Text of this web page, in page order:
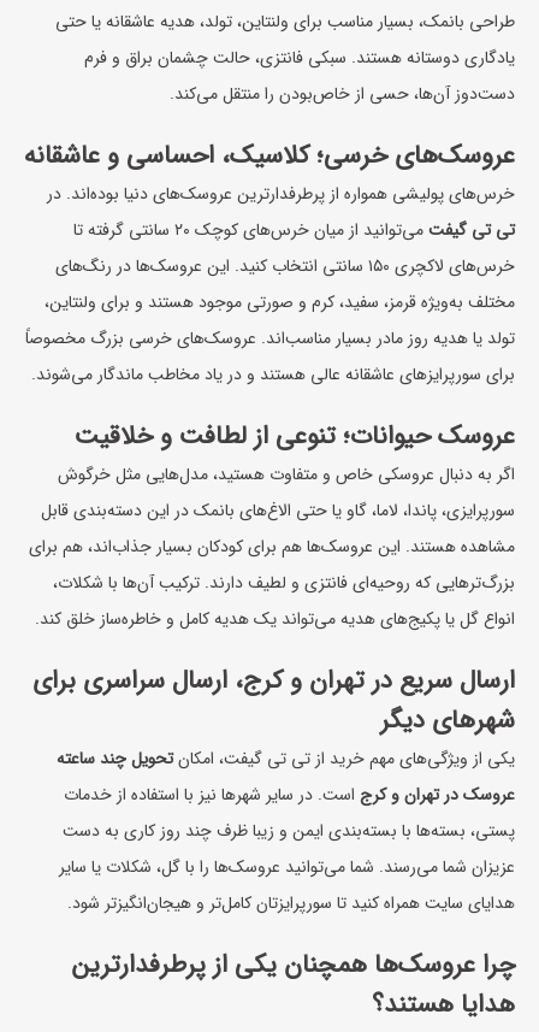
طراحی بانمک، بسیار مناسب برای ولنتاین، تولد، هدیه عاشقانه یا حتی
یادگاری دوستانه هستند. سبکی فانتزی، حالت چشمان براق و فرم
دست‌دوز آن‌ها، حسی از خاص‌بودن را منتقل می‌کند.
عروسک‌های خرسی؛ کلاسیک، احساسی و عاشقانه
خرس‌های پولیشی همواره از پرطرفدارترین عروسک‌های دنیا بوده‌اند. در
تی تی گیفت
می‌توانید از میان خرس‌های کوچک ۲۰ سانتی گرفته تا
خرس‌های لاکچری ۱۵۰ سانتی انتخاب کنید. این عروسک‌ها در رنگ‌های
مختلف به‌ویژه قرمز، سفید، کرم و صورتی موجود هستند و برای ولنتاین،
تولد یاهدیه روز مادر بسیار مناسب‌اند. عروسک‌های خرسی بزرگ مخصوصاً
برای سورپرایزهای عاشقانه عالی هستند و در یاد مخاطب ماندگار می‌شوند.
عروسک حیوانات؛ تنوعی از لطافت و خلاقیت
اگر به دنبال عروسکی خاص و متفاوت هستید، مدل‌هایی مثل خرگوش
سورپرایزی، پاندا، لاما، گاو یا حتی الاغ‌های بانمک در این دسته‌بندی قابل
مشاهده هستند. این عروسک‌ها هم برای کودکان بسیار جذاب‌اند، هم برای
بزرگ‌ترهایی که روحیه‌ای فانتزی و لطیف دارند. ترکیب آن‌ها با شکلات،
انواع گلیا پکیج‌های هدیه می‌تواند یک هدیه کامل و خاطره‌ساز خلق کند.
ارسال سریع در تهران و کرج، ارسال سراسری برای
شهرهای دیگر
یکی از ویژگی‌های مهم خرید از تی تی گیفت، امکانتحویل چند ساعته
عروسک در تهران و کرج است. در سایر شهرها نیز با استفاده از خدمات
پستی، بسته‌ها با بسته‌بندی ایمن و زیبا ظرف چند روز کاری به دست
عزیزان شما می‌رسند. شما می‌توانید عروسک‌ها را با گل، شکلات یا سایر
هدایای سایت همراه کنید تا سورپرایزتان کامل‌تر و هیجان‌انگیزتر شود.
چرا عروسک‌ها همچنان یکی از پرطرفدارترین
هدایا هستند؟